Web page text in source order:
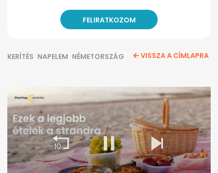
KERÍTÉS NAPELEM NÉMETORSZÁG VISSZA A CÍMLAPRA